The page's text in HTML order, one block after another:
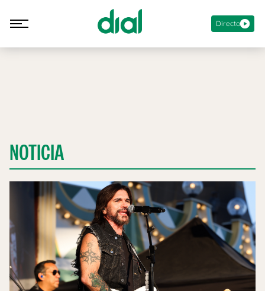
Directo
NOTICIA